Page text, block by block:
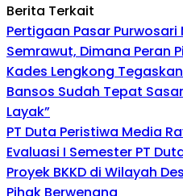
Berita Terkait
Pertigaan Pasar Purwosari
Semrawut, Dimana Peran
Kades Lengkong
Bansos Sudah Tepat
Layak”
PT Duta Peristiwa Media
Evaluasi I Semester PT
Proyek BKKD di Wilayah
Pihak Berwenang